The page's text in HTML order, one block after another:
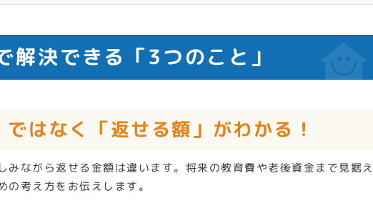
解決できる「3つのこと」
はなく「返せる額」がわかる！
みながら返せる金額は違います。将来の教育費や老後資金まで見据え
考え方をお伝えします。